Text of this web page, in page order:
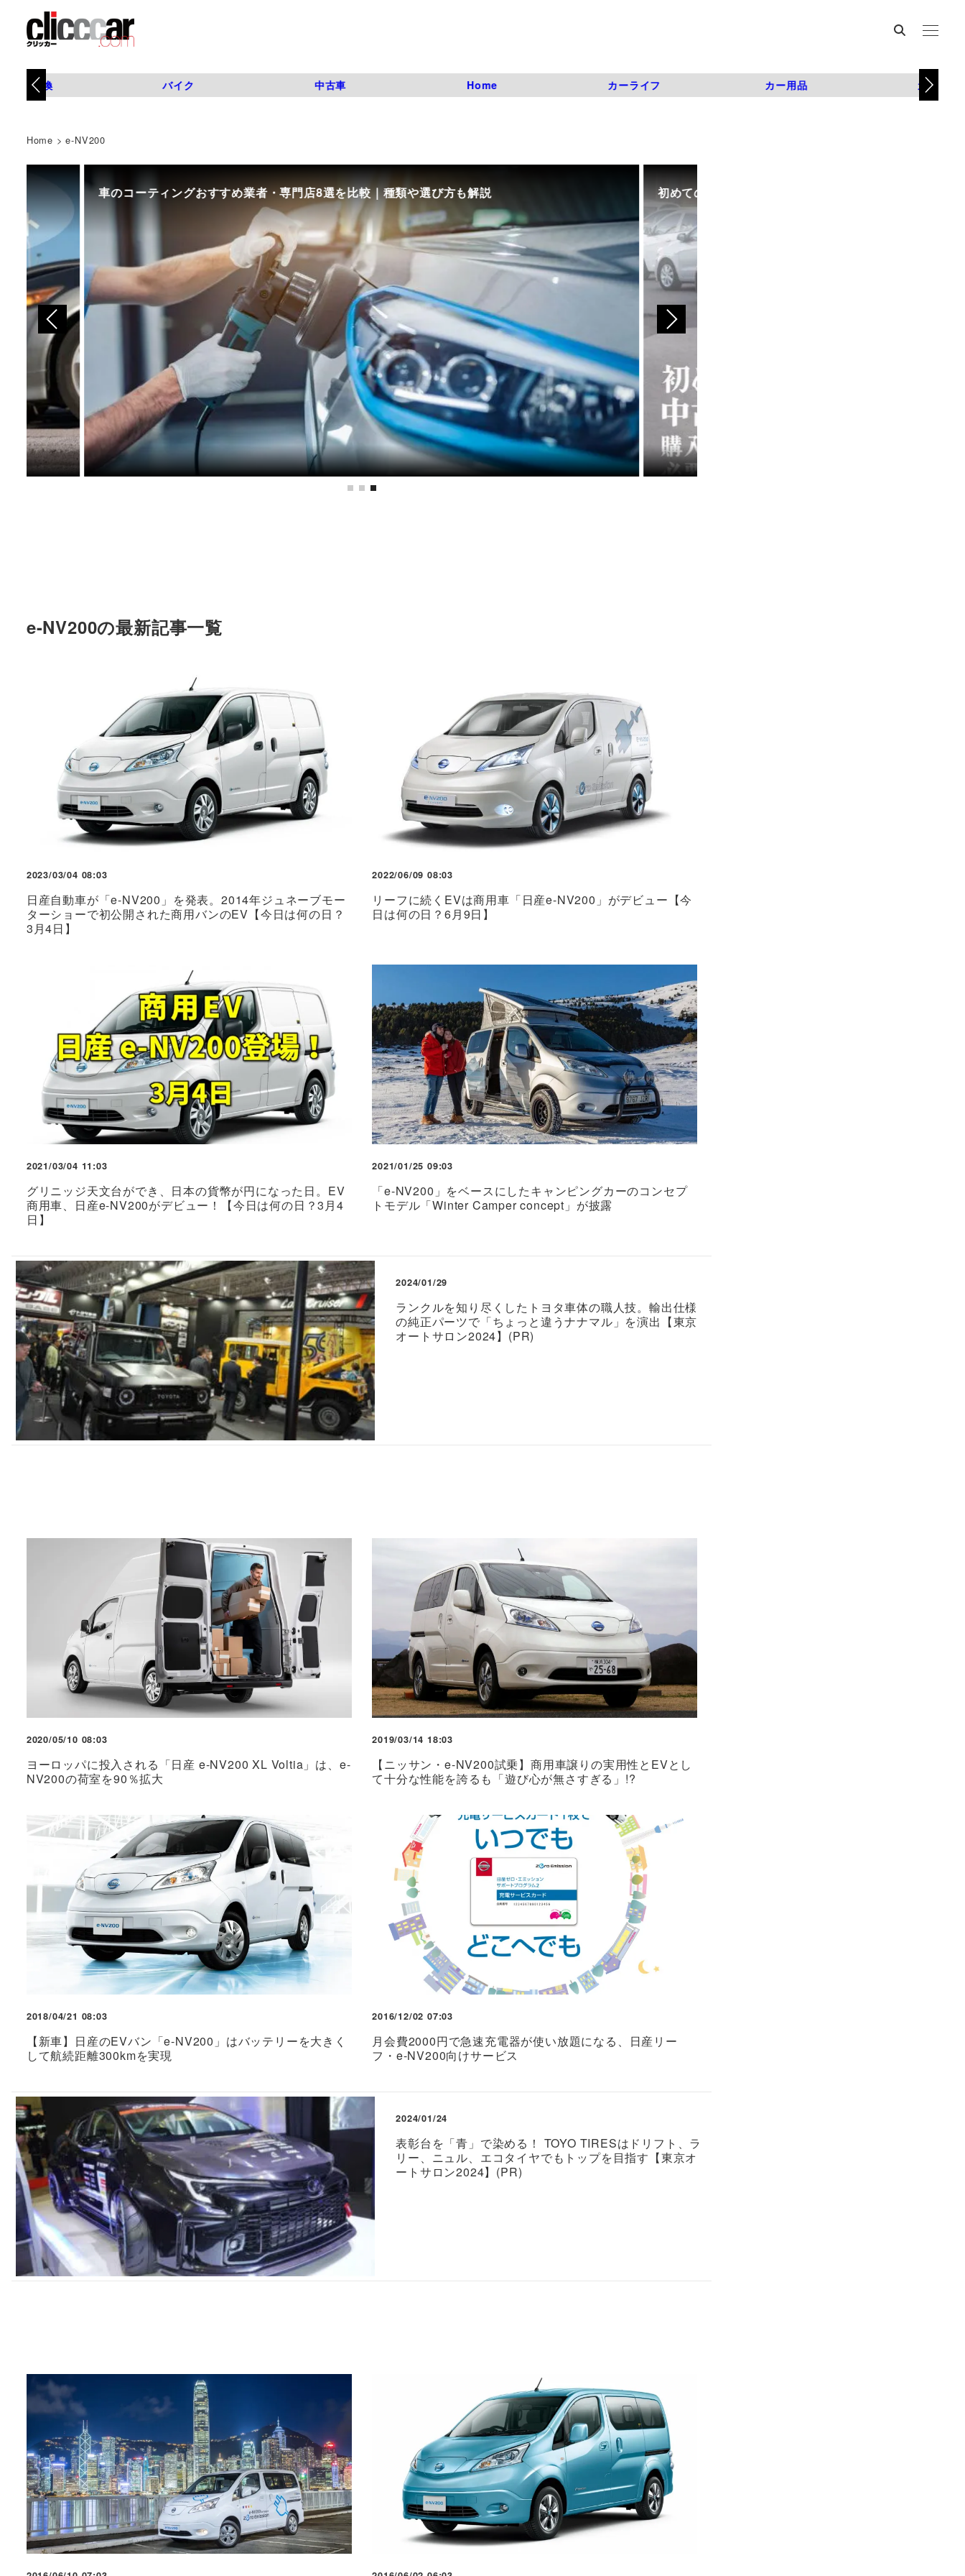
タイヤ交換 バイク 中古車 Home カーライフ カー用品 カスタム
Home >e-NV200
車のコーティングおすすめ業者・専門店8選を比較｜種類や選び方も解説 初めての中古車選び、購入時の流れや必要な書類などに
e-NV200の最新記事一覧
2023/03/04 08:03
日産自動車が「e-NV200」を発表。2014年ジュネーブモー
ターショーで初公開された商用バンのEV【今日は何の日？
3月4日】
2022/06/09 08:03
リーフに続くEVは商用車「日産e-NV200」がデビュー【今
日は何の日？6月9日】
2021/03/04 11:03
グリニッジ天文台ができ、日本の貨幣が円になった日。EV
商用車、日産e-NV200がデビュー！【今日は何の日？3月4
日】
2021/01/25 09:03
「e-NV200」をベースにしたキャンピングカーのコンセプ
トモデル「Winter Camper concept」が披露
2024/01/29
ランクルを知り尽くしたトヨタ車体の職人技。輸出仕様
の純正パーツで「ちょっと違うナナマル」を演出【東京
オートサロン2024】(PR)
2020/05/10 08:03
ヨーロッパに投入される「日産 e-NV200 XL Voltia」は、e-
NV200の荷室を90％拡大
2019/03/14 18:03
【ニッサン・e-NV200試乗】商用車譲りの実用性とEVとし
て十分な性能を誇るも「遊び心が無さすぎる」!?
2018/04/21 08:03
【新車】日産のEVバン「e-NV200」はバッテリーを大きく
して航続距離300kmを実現
2016/12/02 07:03
月会費2000円で急速充電器が使い放題になる、日産リー
フ・e-NV200向けサービス
2024/01/24
表彰台を「青」で染める！ TOYO TIRESはドリフト、ラ
リー、ニュル、エコタイヤでもトップを目指す【東京オ
ートサロン2024】(PR)